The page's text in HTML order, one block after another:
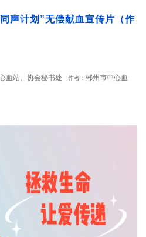
声计划”无偿献血宣传片（作
血站、协会秘书处 作者： 郴州市中心血